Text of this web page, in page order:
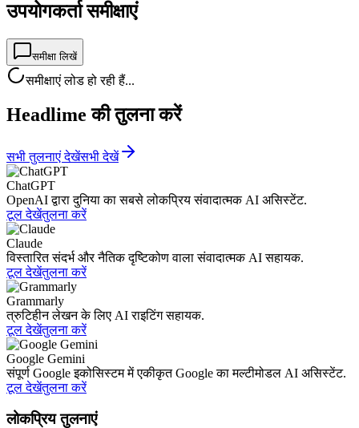
उपयोगकर्ता समीक्षाएं
समीक्षा लिखें
समीक्षाएं लोड हो रही हैं...
Headlime की तुलना करें
सभी तुलनाएं देखेंसभी देखें
ChatGPT
OpenAI द्वारा दुनिया का सबसे लोकप्रिय संवादात्मक AI असिस्टेंट.
टूल देखेंतुलना करें
Claude
विस्तारित संदर्भ और नैतिक दृष्टिकोण वाला संवादात्मक AI सहायक.
टूल देखेंतुलना करें
Grammarly
त्रुटिहीन लेखन के लिए AI राइटिंग सहायक.
टूल देखेंतुलना करें
Google Gemini
संपूर्ण Google इकोसिस्टम में एकीकृत Google का मल्टीमोडल AI असिस्टेंट.
टूल देखेंतुलना करें
लोकप्रिय तुलनाएं